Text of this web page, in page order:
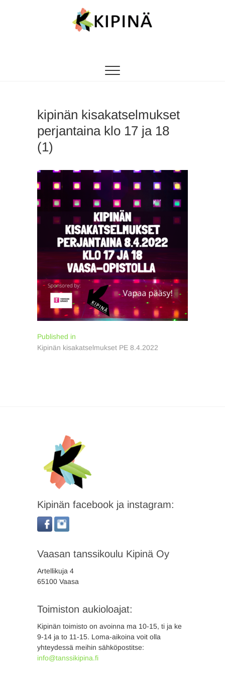
kipinän kisakatselmukset
perjantaina klo 17 ja 18
(1)
Artikkelien
selaus
Published in
Kipinän kisakatselmukset PE 8.4.2022
Kipinän facebook ja instagram:
Vaasan tanssikoulu Kipinä Oy
Artellikuja 4
65100 Vaasa
Toimiston aukioloajat:
Kipinän toimisto on avoinna ma 10-15, ti ja ke
9-14 ja to 11-15. Loma-aikoina voit olla
yhteydessä meihin sähköpostitse:
info@tanssikipina.fi